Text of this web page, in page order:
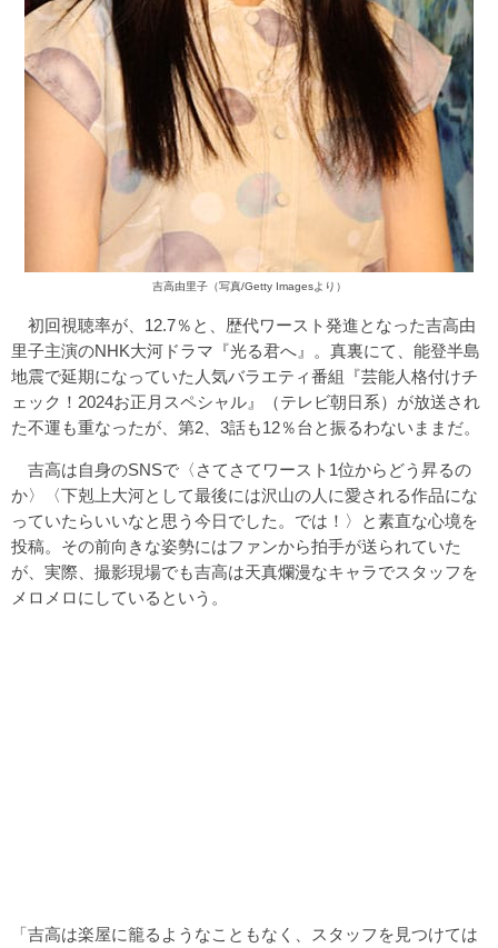
吉高由里子（写真/Getty Imagesより）
初回視聴率が、12.7％と、歴代ワースト発進となった吉高由
里子主演のNHK大河ドラマ『光る君へ』。真裏にて、能登半島
地震で延期になっていた人気バラエティ番組『芸能人格付けチ
ェック！2024お正月スペシャル』（テレビ朝日系）が放送され
た不運も重なったが、第2、3話も12％台と振るわないままだ。
吉高は自身のSNSで〈さてさてワースト1位からどう昇るの
か〉〈下剋上大河として最後には沢山の人に愛される作品にな
っていたらいいなと思う今日でした。では！〉と素直な心境を
投稿。その前向きな姿勢にはファンから拍手が送られていた
が、実際、撮影現場でも吉高は天真爛漫なキャラでスタッフを
メロメロにしているという。
「吉高は楽屋に籠るようなこともなく、スタッフを見つけては